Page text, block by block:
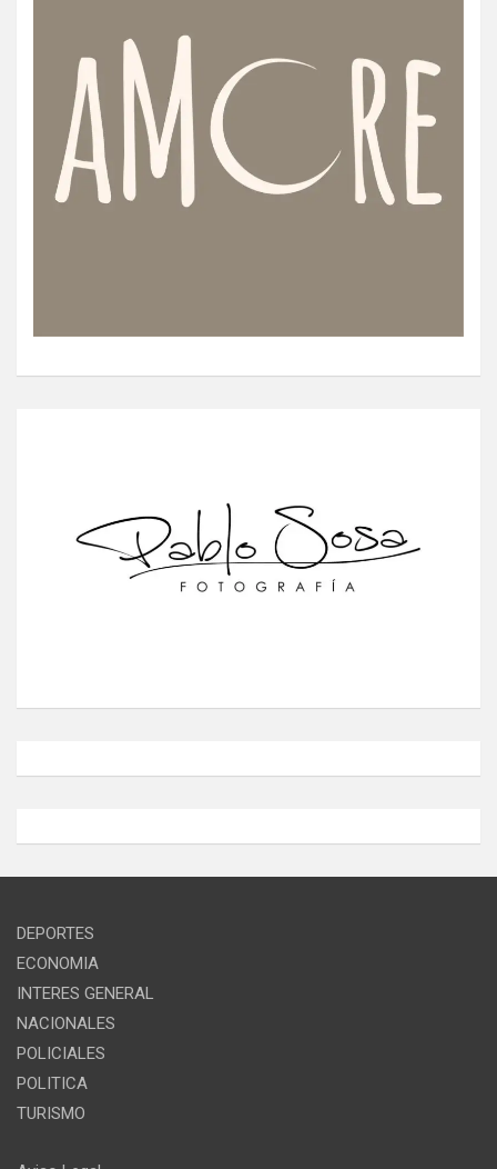
DEPORTES
ECONOMIA
INTERES GENERAL
NACIONALES
POLICIALES
POLITICA
TURISMO